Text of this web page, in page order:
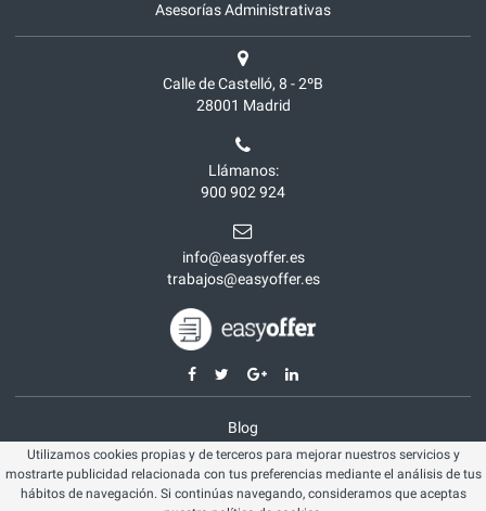
Asesorías Administrativas
Calle de Castelló, 8 - 2ºB
28001 Madrid
Llámanos:
900 902 924
info@easyoffer.es
trabajos@easyoffer.es
Blog
Opiniones
Aviso legal
Utilizamos cookies propias y de terceros para mejorar nuestros servicios y
mostrarte publicidad relacionada con tus preferencias mediante el análisis de tus
hábitos de navegación. Si continúas navegando, consideramos que aceptas